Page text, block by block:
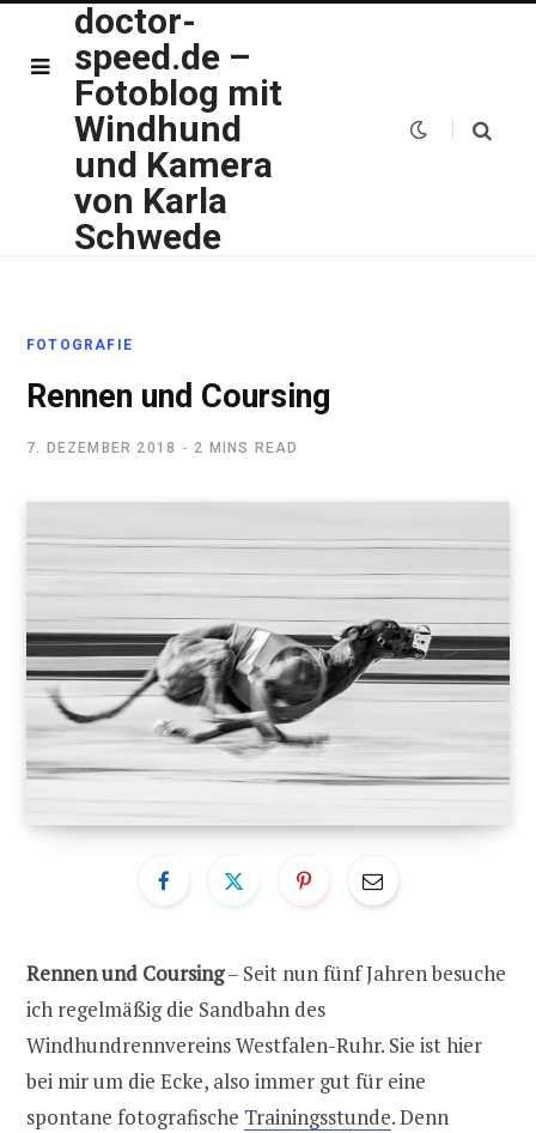
doctor-
speed.de –
Fotoblog mit
Windhund
und Kamera
von Karla
Schwede
FOTOGRAFIE
Rennen und Coursing
7. DEZEMBER 2018 2 MINS READ
Rennen und Coursing– Seit nun fünf Jahren besuche
ich regelmäßig die Sandbahn des
Windhundrennvereins Westfalen-Ruhr. Sie ist hier
bei mir um die Ecke, also immer gut für eine
spontane fotografische Trainingsstunde. Denn